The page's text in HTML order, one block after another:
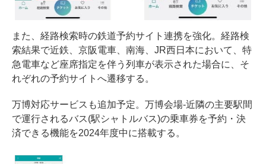
また、経路検索時の鉄道予約サイト連携を強化。経路検
索結果で近鉄、京阪電車、南海、JR西日本において、特
急電車など座席指定を伴う列車が表示された場合に、そ
れぞれの予約サイトへ遷移する。
万博対応サービスも追加予定。万博会場-近隣の主要駅間
で運行されるバス(駅シャトルバス)の乗車券を予約・決
済できる機能を2024年度中に搭載する。